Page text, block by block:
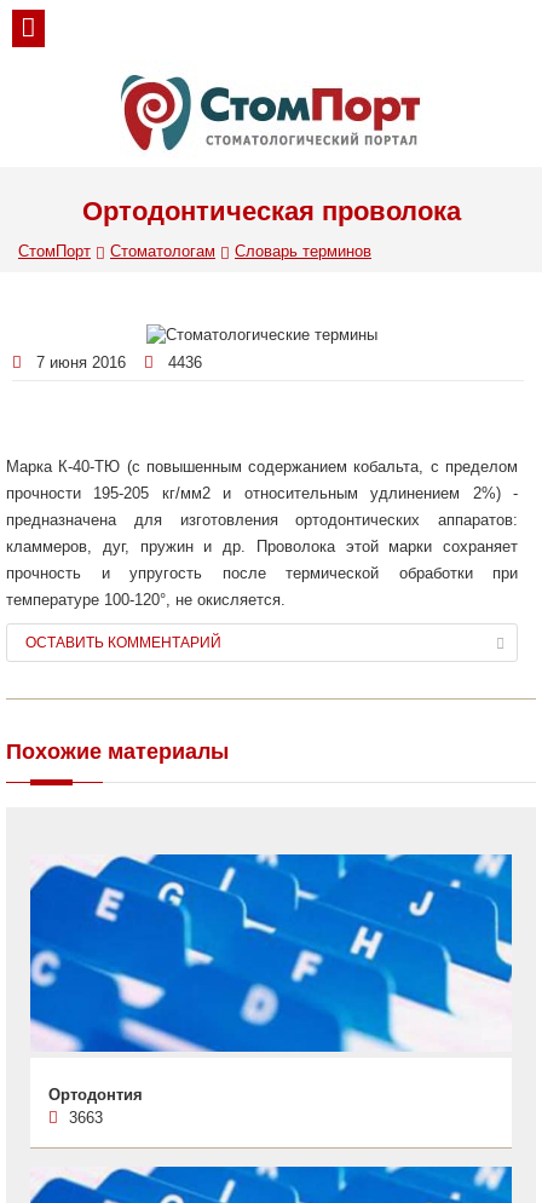
Ортодонтическая проволока
СтомПорт Стоматологам Словарь терминов
7 июня 2016 4436
Марка К-40-ТЮ (с повышенным содержанием кобальта, с пределом
прочности 195-205 кг/мм2 и относительным удлинением 2%) -
предназначена для изготовления ортодонтических аппаратов:
кламмеров, дуг, пружин и др. Проволока этой марки сохраняет
прочность и упругость после термической обработки при
температуре 100-120°, не окисляется.
ОСТАВИТЬ КОММЕНТАРИЙ
Похожие материалы
Ортодонтия
3663